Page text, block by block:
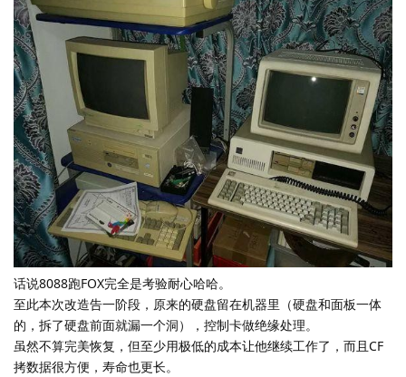
话说8088跑FOX完全是考验耐心哈哈。
至此本次改造告一阶段，原来的硬盘留在机器里（硬盘和面板一体
的，拆了硬盘前面就漏一个洞），控制卡做绝缘处理。
虽然不算完美恢复，但至少用极低的成本让他继续工作了，而且CF
拷数据很方便，寿命也更长。